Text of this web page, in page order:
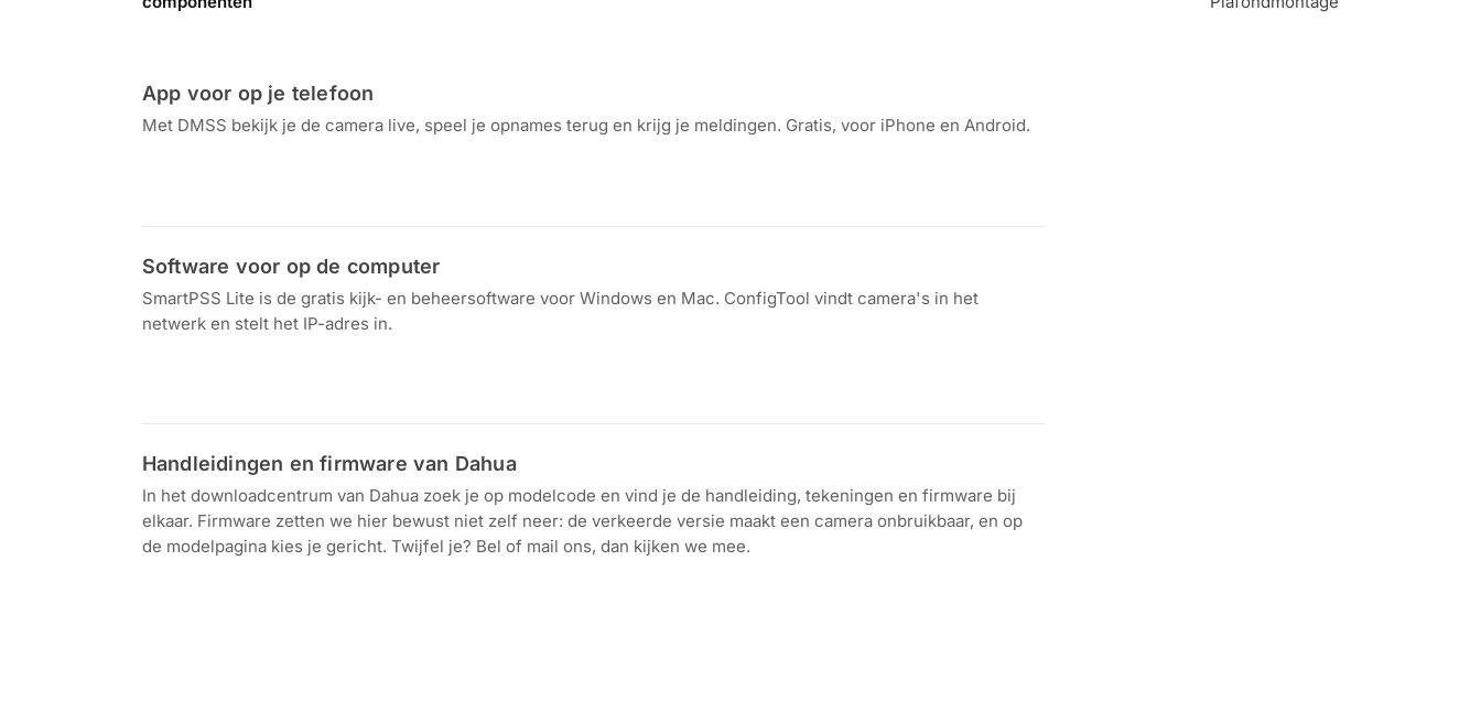
App voor op je telefoon
Met DMSS bekijk je de camera live, speel je opnames terug en krijg je meldingen. Gratis, voor iPhone en Android.
Software voor op de computer
SmartPSS Lite is de gratis kijk- en beheersoftware voor Windows en Mac. ConfigTool vindt camera's in het
netwerk en stelt het IP-adres in.
Handleidingen en firmware van Dahua
In het downloadcentrum van Dahua zoek je op modelcode en vind je de handleiding, tekeningen en firmware bij
elkaar. Firmware zetten we hier bewust niet zelf neer: de verkeerde versie maakt een camera onbruikbaar, en op
de modelpagina kies je gericht. Twijfel je? Bel of mail ons, dan kijken we mee.